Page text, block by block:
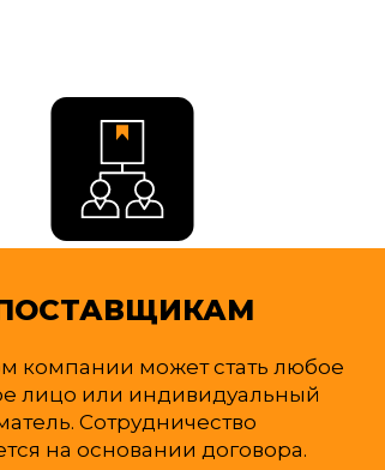
компании может стать любое
лицо или индивидуальный
Сотрудничество
на основании договора.